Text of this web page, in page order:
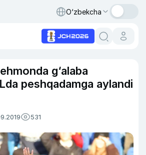
O‘zbekcha
g‘alaba
peshqadamga aylandi
531